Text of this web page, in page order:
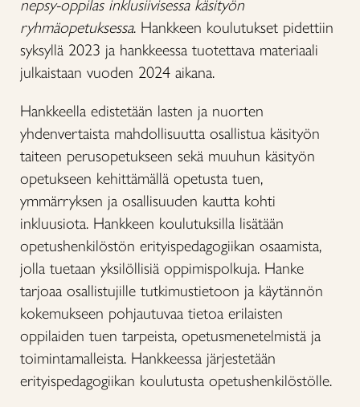
nepsy-oppilas inklusiivisessa käsityön
ryhmäopetuksessa. Hankkeen koulutukset pidettiin
syksyllä 2023 ja hankkeessa tuotettava materiaali
julkaistaan vuoden 2024 aikana.
Hankkeella edistetään lasten ja nuorten
yhdenvertaista mahdollisuutta osallistua käsityön
taiteen perusopetukseen sekä muuhun käsityön
opetukseen kehittämällä opetusta tuen,
ymmärryksen ja osallisuuden kautta kohti
inkluusiota. Hankkeen koulutuksilla lisätään
opetushenkilöstön erityispedagogiikan osaamista,
jolla tuetaan yksilöllisiä oppimispolkuja. Hanke
tarjoaa osallistujille tutkimustietoon ja käytännön
kokemukseen pohjautuvaa tietoa erilaisten
oppilaiden tuen tarpeista, opetusmenetelmistä ja
toimintamalleista. Hankkeessa järjestetään
erityispedagogiikan koulutusta opetushenkilöstölle.